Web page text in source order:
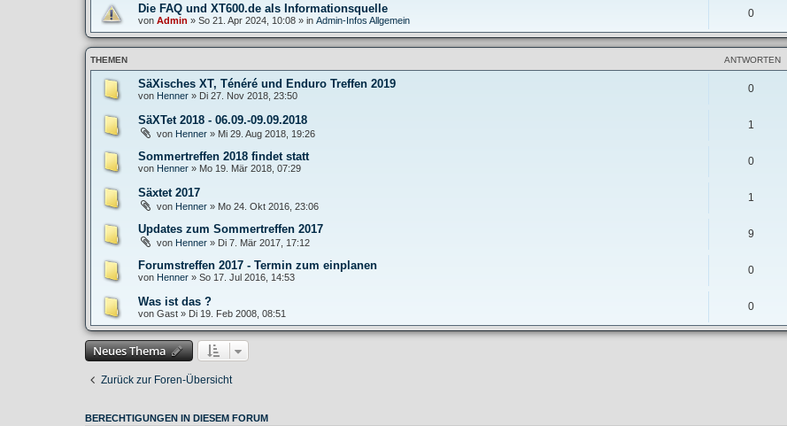
Die FAQ und XT600.de als Informationsquelle
von Admin » So 21. Apr 2024, 10:08 » in Admin-Infos Allgemein
0
THEMEN ANTWORTEN
SäXisches XT, Ténéré und Enduro Treffen 2019
von Henner » Di 27. Nov 2018, 23:50
0
SäXTet 2018 - 06.09.-09.09.2018
von Henner » Mi 29. Aug 2018, 19:26
1
Sommertreffen 2018 findet statt
von Henner » Mo 19. Mär 2018, 07:29
0
Säxtet 2017
von Henner » Mo 24. Okt 2016, 23:06
1
Updates zum Sommertreffen 2017
von Henner » Di 7. Mär 2017, 17:12
9
Forumstreffen 2017 - Termin zum einplanen
von Henner » So 17. Jul 2016, 14:53
0
Was ist das ?
von Gast » Di 19. Feb 2008, 08:51
0
Neues Thema
Zurück zur Foren-Übersicht
BERECHTIGUNGEN IN DIESEM FORUM